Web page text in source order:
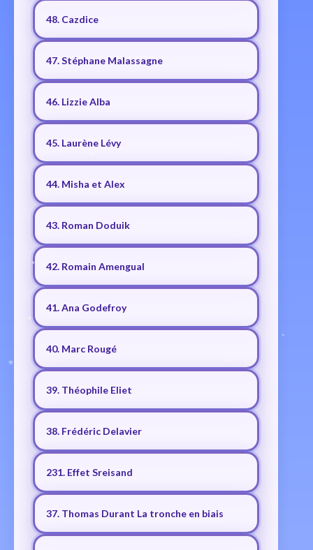
48. Cazdice
47. Stéphane Malassagne
46. Lizzie Alba
45. Laurène Lévy
44. Misha et Alex
43. Roman Doduik
42. Romain Amengual
41. Ana Godefroy
40. Marc Rougé
39. Théophile Eliet
38. Frédéric Delavier
231. Effet Sreisand
37. Thomas Durant La tronche en biais